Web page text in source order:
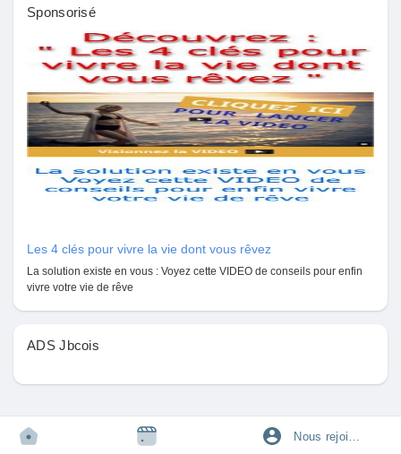
Nous rejoindre
Découvrir Pages
Pages aimées
Articles populaires
Financement
Mon financement
Sponsorisé
Les 4 clés pour vivre la vie dont vous rêvez
La solution existe en vous : Voyez cette VIDEO de conseils pour enfin
vivre votre vie de rêve
ADS Jbcois